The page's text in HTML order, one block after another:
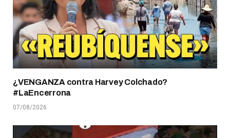
¿VENGANZA contra Harvey Colchado?
#LaEncerrona
07/08/2026